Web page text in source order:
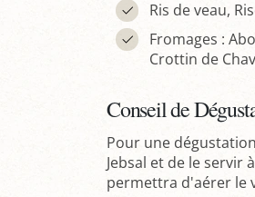
Ris de veau,
Fromages :
Crottin de
Conseil de
Pour une
Jebsal et de le servir
permettra d'aérer le